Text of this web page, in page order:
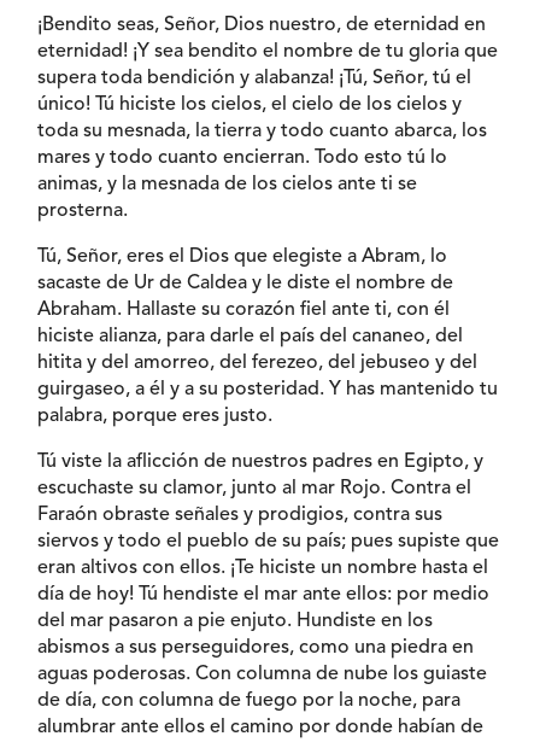
¡Bendito seas, Señor, Dios nuestro, de eternidad en
eternidad! ¡Y sea bendito el nombre de tu gloria que
supera toda bendición y alabanza! ¡Tú, Señor, tú el
único! Tú hiciste los cielos, el cielo de los cielos y
toda su mesnada, la tierra y todo cuanto abarca, los
mares y todo cuanto encierran. Todo esto tú lo
animas, y la mesnada de los cielos ante ti se
prosterna.
Tú, Señor, eres el Dios que elegiste a Abram, lo
sacaste de Ur de Caldea y le diste el nombre de
Abraham. Hallaste su corazón fiel ante ti, con él
hiciste alianza, para darle el país del cananeo, del
hitita y del amorreo, del ferezeo, del jebuseo y del
guirgaseo, a él y a su posteridad. Y has mantenido tu
palabra, porque eres justo.
Tú viste la aflicción de nuestros padres en Egipto, y
escuchaste su clamor, junto al mar Rojo. Contra el
Faraón obraste señales y prodigios, contra sus
siervos y todo el pueblo de su país; pues supiste que
eran altivos con ellos. ¡Te hiciste un nombre hasta el
día de hoy! Tú hendiste el mar ante ellos: por medio
del mar pasaron a pie enjuto. Hundiste en los
abismos a sus perseguidores, como una piedra en
aguas poderosas. Con columna de nube los guiaste
de día, con columna de fuego por la noche, para
alumbrar ante ellos el camino por donde habían de